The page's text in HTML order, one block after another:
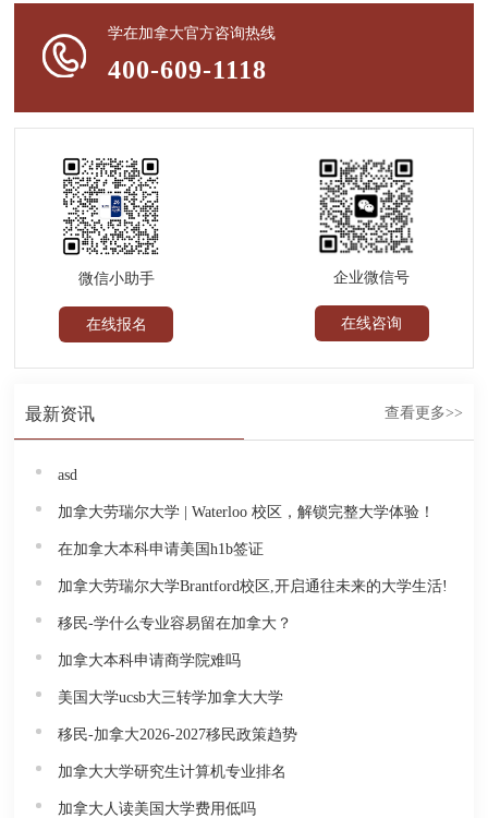
学在加拿大官方咨询热线
400-609-1118
微信小助手
在线报名
企业微信号
在线咨询
最新资讯 查看更多>>
asd
加拿大劳瑞尔大学 | Waterloo 校区，解锁完整大学体验！
在加拿大本科申请美国h1b签证
加拿大劳瑞尔大学Brantford校区,开启通往未来的大学生活!
移民-学什么专业容易留在加拿大？
加拿大本科申请商学院难吗
美国大学ucsb大三转学加拿大大学
移民-加拿大2026-2027移民政策趋势
加拿大大学研究生计算机专业排名
加拿大人读美国大学费用低吗